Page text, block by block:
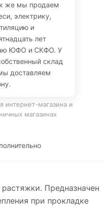
же мы продаем
электрику,
и
лет
ЮФО и СКФО. У
склад
доставляем
интернет-магазина и
магазинах
Предназначен
при прокладке